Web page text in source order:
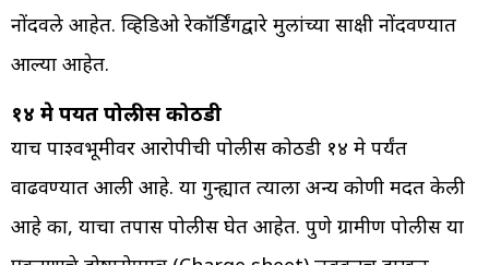
नोंदवले आहेत. व्हिडिओ रेकॉर्डिंगद्वारे मुलांच्या साक्षी नोंदवण्यात
आल्या आहेत.
१४ मे पर्यंत पोलीस कोठडी
याच पार्श्वभूमीवर आरोपीची पोलीस कोठडी १४ मे पर्यंत
वाढवण्यात आली आहे. या गुन्ह्यात त्याला अन्य कोणी मदत केली
आहे का, याचा तपास पोलीस घेत आहेत. पुणे ग्रामीण पोलीस या